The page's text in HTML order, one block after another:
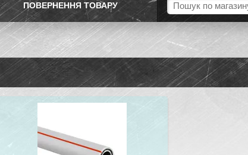
ПОВЕРНЕННЯ ТОВАРУ